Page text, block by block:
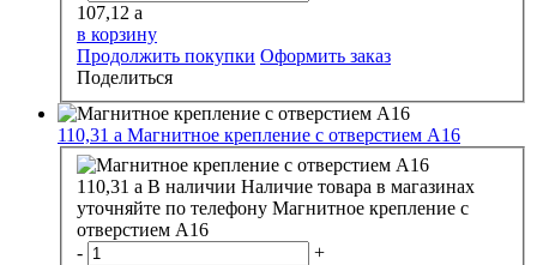
107,12 a
в корзину
Продолжить покупки Оформить заказ
Поделиться
110,31 a Магнитное крепление с отверстием А16
110,31 a В наличии Наличие товара в магазинах
уточняйте по телефону Магнитное крепление с
отверстием А16
-
+